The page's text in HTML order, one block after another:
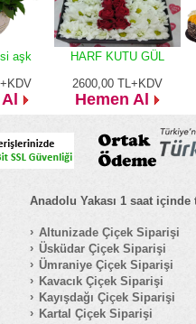
aşk
HARF KUTU GÜL
2600,00 TL+KDV
Hemen Al
Anadolu Yakası 1 saat içinde
Altunizade Çiçek Siparişi
Üsküdar Çiçek Siparişi
Ümraniye Çiçek Siparişi
Kavacık Çiçek Siparişi
Kayışdağı Çiçek Siparişi
Kartal Çiçek Siparişi